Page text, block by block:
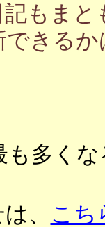
もま
できる
多く
、 こち